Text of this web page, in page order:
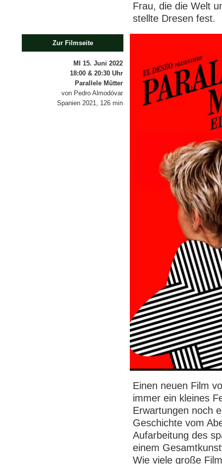
Frau, die die Welt
stellte Dresen fest.
Zur Filmseite
MI 15. Juni 2022
18:00 & 20:30 Uhr
Parallele Mütter
von Pedro Almodóvar
Spanien 2021, 126 min
Einen neuen Film
immer ein kleines
Erwartungen noch
Geschichte vom
Aufarbeitung des
einem
Wie viele große